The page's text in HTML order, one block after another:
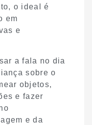
o ideal é
em
e
a fala no dia
sobre o
objetos,
e fazer
e da